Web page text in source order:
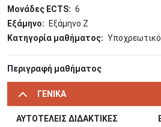
Μονάδες ECTS
6
Εξάμηνο
Εξάμηνο Ζ
Κατηγορία μαθήματος
Υποχρεωτικό
Περιγραφή μαθήματος
ΓΕΝΙΚΑ
ΑΥΤΟΤΕΛΕΙΣ ΔΙΔΑΚΤΙΚΕΣ